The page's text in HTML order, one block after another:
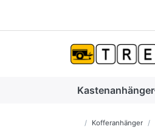
Kastenanhänger
Startseite
Kofferanhänger